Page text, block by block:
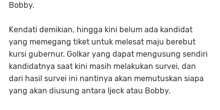
Bobby.
Kendati demikian, hingga kini belum ada kandidat
yang memegang tiket untuk melesat maju berebut
kursi gubernur. Golkar yang dapat mengusung sendiri
kandidatnya saat kini masih melakukan survei, dan
dari hasil survei ini nantinya akan memutuskan siapa
yang akan diusung antara Ijeck atau Bobby.